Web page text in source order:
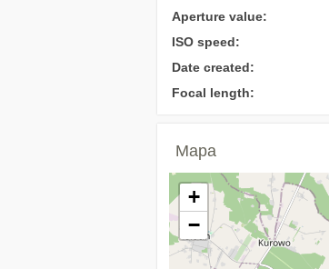
Aperture value:
ISO speed:
Date created:
Focal length:
Mapa
+
−